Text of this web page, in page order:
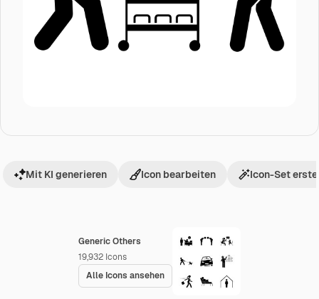
Generic Others
19,932 Icons
Alle Icons ansehen
Mit KI generieren Icon bearbeiten Icon-Set